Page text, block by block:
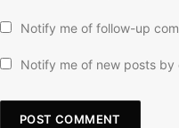
Notify me of follow-up
Notify me of new posts by